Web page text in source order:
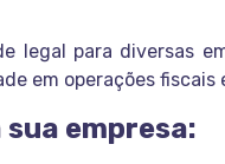
legal para diversas
em operações fiscais
empresa: